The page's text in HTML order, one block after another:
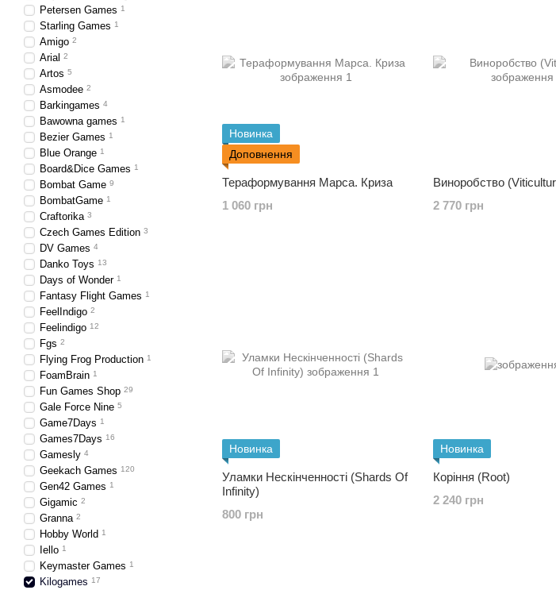
Новинка
Доповнення
Тераформування Марса. Криза
1 060 грн
Виноробство
2 770 грн
Новинка
Уламки Нескінченності (Shards Of
Infinity)
800 грн
Новинка
Коріння (Root)
2 240 грн
Petersen Games 1
Starling Games 1
Amigo 2
Arial 2
Artos 5
Asmodee 2
Barkingames 4
Bawowna games 1
Bezier Games 1
Blue Orange 1
Board&Dice Games 1
Bombat Game 9
BombatGame 1
Craftorika 3
Czech Games Edition 3
DV Games 4
Danko Toys 13
Days of Wonder 1
Fantasy Flight Games 1
FeelIndigo 2
Feelindigo 12
Fgs 2
Flying Frog Production 1
FoamBrain 1
Fun Games Shop 29
Gale Force Nine 5
Game7Days 1
Games7Days 16
Gamesly 4
Geekach Games 120
Gen42 Games 1
Gigamic 2
Granna 2
Hobby World 1
Iello 1
Keymaster Games 1
Kilogames 17